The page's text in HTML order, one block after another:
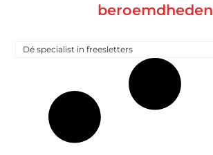
beroemdheden
Dé specialist in freesletters